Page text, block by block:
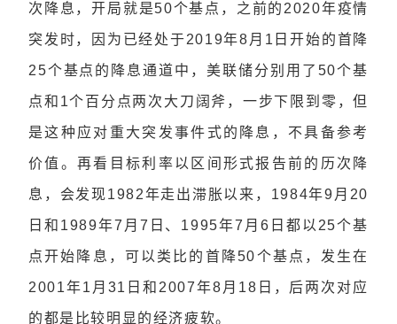
次降息，开局就是50个基点，之前的2020年疫情
突发时，因为已经处于2019年8月1日开始的首降
25个基点的降息通道中，美联储分别用了50个基
点和1个百分点两次大刀阔斧，一步下限到零，但
是这种应对重大突发事件式的降息，不具备参考
价值。再看目标利率以区间形式报告前的历次降
息，会发现1982年走出滞胀以来，1984年9月20
日和1989年7月7日、1995年7月6日都以25个基
点开始降息，可以类比的首降50个基点，发生在
2001年1月31日和2007年8月18日，后两次对应
的都是比较明显的经济疲软。